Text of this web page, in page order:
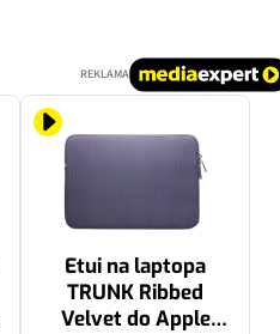
REKLAMA
Etui na laptopa
TRUNK Ribbed
Velvet do Apple